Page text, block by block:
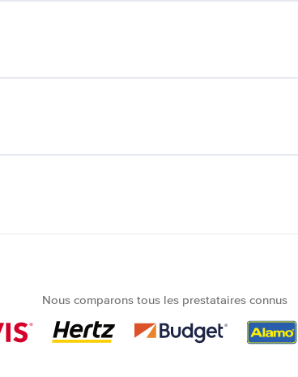
Nous comparons tous les prestataires connus